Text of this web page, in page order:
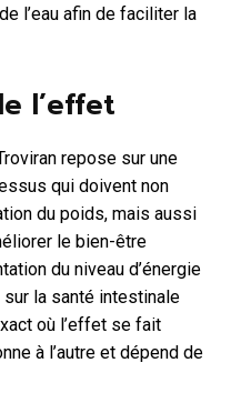
l’eau afin de faciliter la
l’effet
repose sur une
qui doivent non
du poids, mais aussi
le bien-être
du niveau d’énergie
la santé intestinale
où l’effet se fait
à l’autre et dépend de